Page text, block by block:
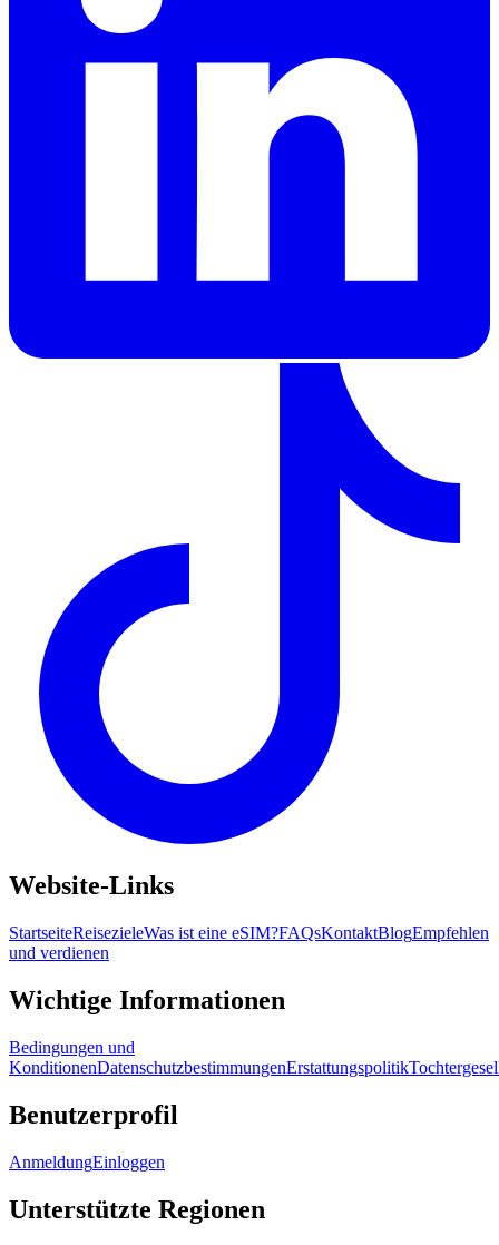
Website-Links
StartseiteReisezieleWas ist eine eSIM?FAQsKontaktBlogEmpfehlen
und verdienen
Wichtige Informationen
Bedingungen und
KonditionenDatenschutzbestimmungenErstattungspolitik
Benutzerprofil
AnmeldungEinloggen
Unterstützte Regionen